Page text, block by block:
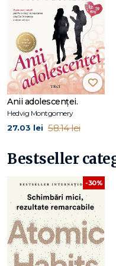
Hedvig Montgomery,
două decenii de
Parentingul magic
și
cadrul organizației Famlab.
Editura Trei a publicat
serie, considerată noua
nordice.
Seria Parentingul magic
Timpul miracolelor: 0–2
Anii de grădință: 2–6
4. Primii ani de școală
:
5.Vremea adolescenței:
Trei)
Anii adolescenței.
Hedvig Montgomery
27.03 lei 58.14 lei
Bestseller
-30%